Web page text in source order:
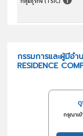
กรรมการและผู้มีอ
RESIDENCE
ดู
กรุณาเข้